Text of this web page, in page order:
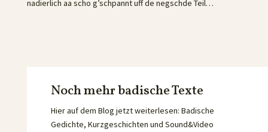
nadierlich aa scho g’schpannt uff de negschde Teil…
Noch mehr badische Texte
Hier auf dem Blog jetzt weiterlesen: Badische
Gedichte, Kurzgeschichten und Sound&Video